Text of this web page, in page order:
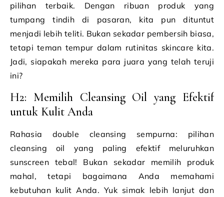
pilihan terbaik. Dengan ribuan produk yang
tumpang tindih di pasaran, kita pun dituntut
menjadi lebih teliti. Bukan sekadar pembersih biasa,
tetapi teman tempur dalam rutinitas skincare kita.
Jadi, siapakah mereka para juara yang telah teruji
ini?
H2: Memilih Cleansing Oil yang Efektif
untuk Kulit Anda
Rahasia double cleansing sempurna: pilihan
cleansing oil yang paling efektif meluruhkan
sunscreen tebal! Bukan sekadar memilih produk
mahal, tetapi bagaimana Anda memahami
kebutuhan kulit Anda. Yuk simak lebih lanjut dan